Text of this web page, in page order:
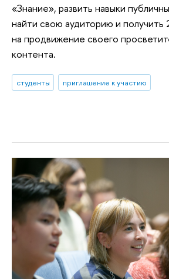
«Знание», развить навыки
найти свою аудиторию и получить
на продвижение своего
контента.
студенты приглашение к участию